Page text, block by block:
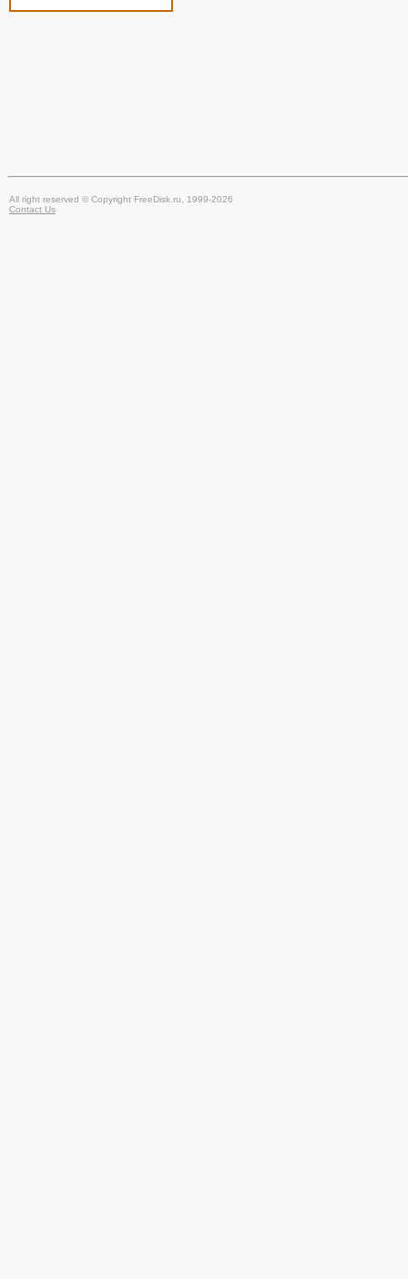
All right reserved © Copyright FreeDisk.ru, 1999-2026
Contact Us